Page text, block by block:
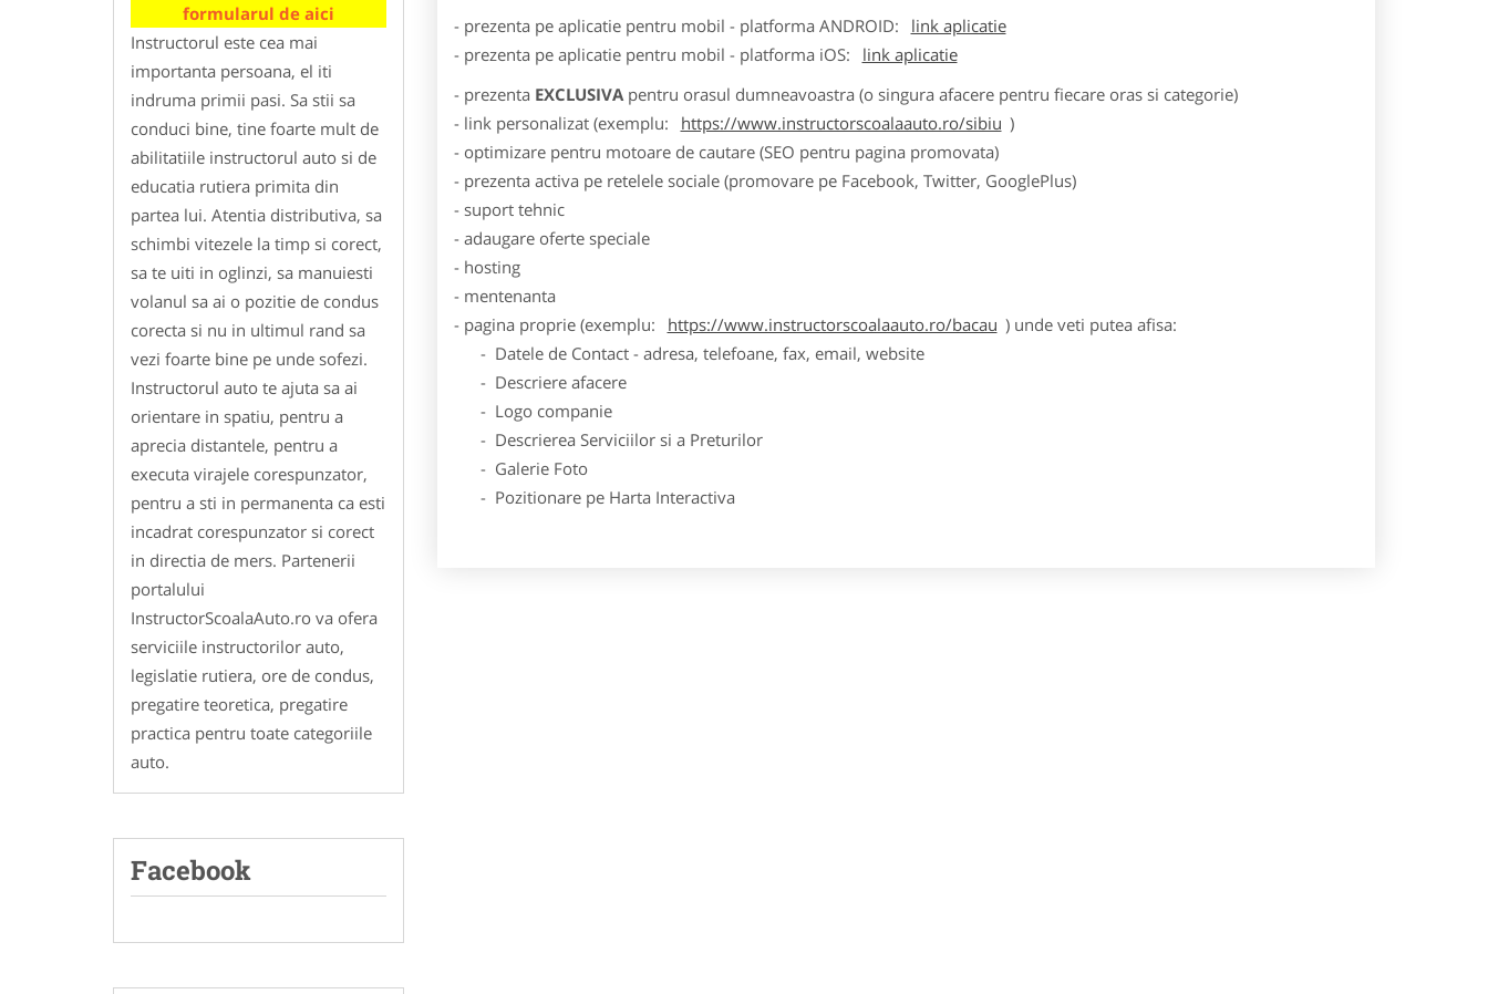
formularul de aici
Instructorul este cea mai
importanta persoana, el iti
indruma primii pasi. Sa stii sa
conduci bine, tine foarte mult de
abilitatiile instructorul auto si de
educatia rutiera primita din
partea lui. Atentia distributiva, sa
schimbi vitezele la timp si corect,
sa te uiti in oglinzi, sa manuiesti
volanul sa ai o pozitie de condus
corecta si nu in ultimul rand sa
vezi foarte bine pe unde sofezi.
Instructorul auto te ajuta sa ai
orientare in spatiu, pentru a
aprecia distantele, pentru a
executa virajele corespunzator,
pentru a sti in permanenta ca esti
incadrat corespunzator si corect
in directia de mers. Partenerii
portalului
InstructorScoalaAuto.ro va ofera
serviciile instructorilor auto,
legislatie rutiera, ore de condus,
pregatire teoretica, pregatire
practica pentru toate categoriile
auto.
Facebook
- prezenta pe aplicatie pentru mobil - platforma ANDROID:
link aplicatie
- prezenta pe aplicatie pentru mobil - platforma iOS:
link aplicatie
- prezenta EXCLUSIVApentru orasul dumneavoastra (o singura afacere pentru fiecare oras si categorie)
- link personalizat (exemplu:
https://www.instructorscoalaauto.ro/sibiu )
- optimizare pentru motoare de cautare (SEO pentru pagina promovata)
- prezenta activa pe retelele sociale (promovare pe Facebook, Twitter, GooglePlus)
- suport tehnic
- adaugare oferte speciale
- hosting
- mentenanta
- pagina proprie (exemplu:
https://www.instructorscoalaauto.ro/bacau ) unde veti putea afisa:
- Datele de Contact - adresa, telefoane, fax, email, website
- Descriere afacere
- Logo companie
- Descrierea Serviciilor si a Preturilor
- Galerie Foto
- Pozitionare pe Harta Interactiva